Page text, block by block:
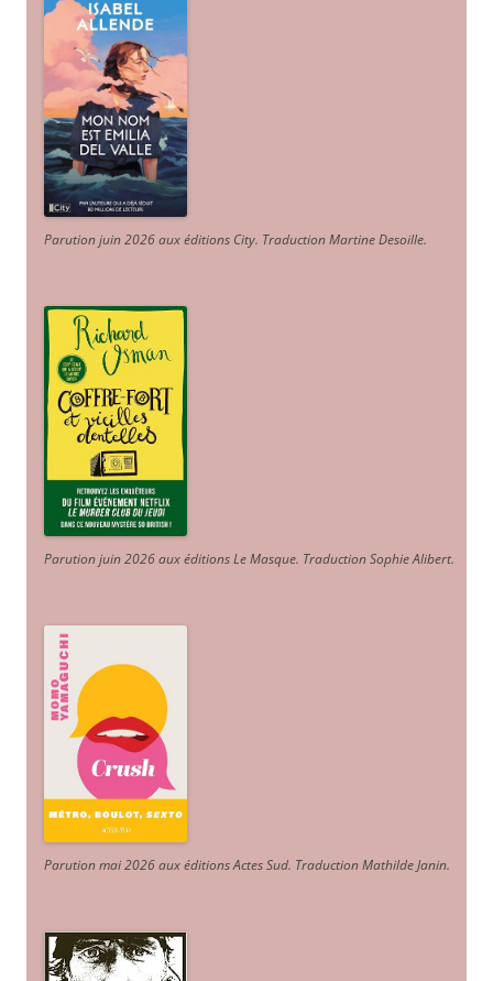
Parution juin 2026 aux éditions City. Traduction Martine Desoille.
Parution juin 2026 aux éditions Le Masque. Traduction Sophie Alibert.
Parution mai 2026 aux éditions Actes Sud. Traduction Mathilde Janin.